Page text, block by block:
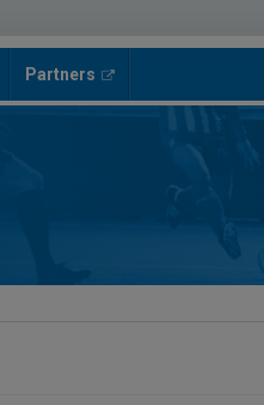
Partners